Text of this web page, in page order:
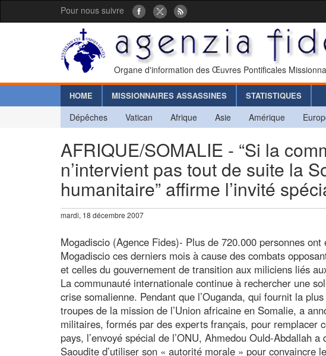
Pour nous suivre
Organe d'information des Œuvres Pontificales
HOME MISSIONNAIRES ASSASSINES STATISTIQUES
Dépêches Vatican Afrique Asie Amérique
AFRIQUE/SOMALIE - “Si la
n’intervient pas tout de suite la
humanitaire” affirme l’invité
mardi, 18 décembre 2007
Mogadiscio (Agence Fides)- Plus de 720.000 personnes
Mogadiscio ces derniers mois à cause des combats
et celles du gouvernement de transition aux miliciens liés
La communauté internationale continue à rechercher une
crise somalienne. Pendant que l’Ouganda, qui fournit la
troupes de la mission de l’Union africaine en Somalie, a
militaires, formés par des experts français, pour remplacer
pays, l’envoyé spécial de l’ONU, Ahmedou Ould-Abdallah a
Saoudite d’utiliser son « autorité morale » pour convaincre